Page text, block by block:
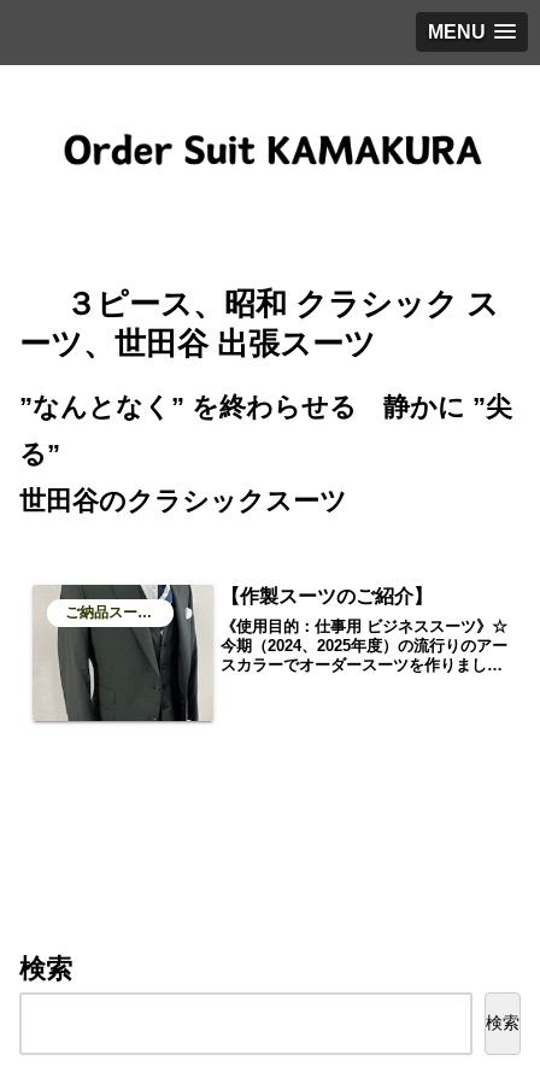
MENU
３ピース、昭和 クラシック ス
ーツ、世田谷 出張スーツ
”なんとなく” を終わらせる 静かに ”尖
る”
世田谷のクラシックスーツ
ご納品スーツのご紹介
【作製スーツのご紹介】
《使用目的：仕事用 ビジネススーツ》☆
今期（2024、2025年度）の流行りのアー
スカラーでオーダースーツを作りまし
検索
検索